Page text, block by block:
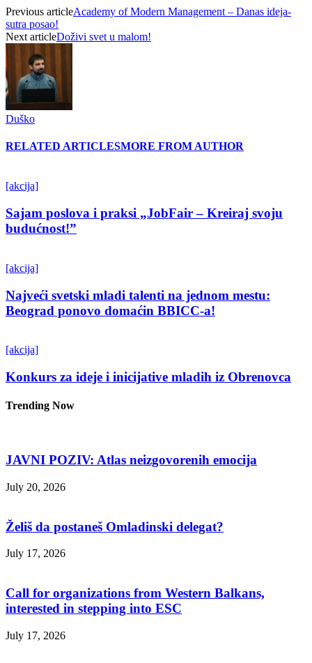
Previous articleAcademy of Modern Management – Danas ideja-
sutra posao!
Next articleDoživi svet u malom!
Duško
RELATED ARTICLESMORE FROM AUTHOR
[akcija]
Sajam poslova i praksi „JobFair – Kreiraj svoju
budućnost!”
[akcija]
Najveći svetski mladi talenti na jednom mestu:
Beograd ponovo domaćin BBICC-a!
[akcija]
Konkurs za ideje i inicijative mladih iz Obrenovca
Trending Now
JAVNI POZIV: Atlas neizgovorenih emocija
July 20, 2026
Želiš da postaneš Omladinski delegat?
July 17, 2026
Call for organizations from Western Balkans,
interested in stepping into ESC
July 17, 2026